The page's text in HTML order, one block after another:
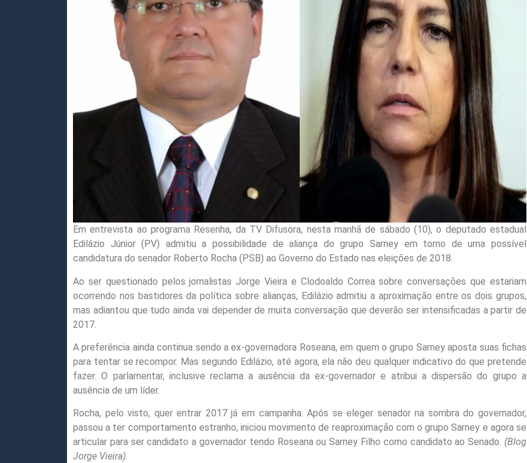
Em entrevista ao programa Resenha, da TV Difusora, nesta manhã de sábado (10), o deputado estadual
Edilázio Júnior (PV) admitiu a possibilidade de aliança do grupo Sarney em torno de uma possível
candidatura do senador Roberto Rocha (PSB) ao Governo do Estado nas eleições de 2018.
Ao ser questionado pelos jornalistas Jorge Vieira e Clodoaldo Correa sobre conversações que estariam
ocorrendo nos bastidores da política sobre alianças, Edilázio admitiu a aproximação entre os dois grupos,
mas adiantou que tudo ainda vai depender de muita conversação que deverão ser intensificadas a partir de
2017.
A preferência ainda continua sendo a ex-governadora Roseana, em quem o grupo Sarney aposta suas fichas
para tentar se recompor. Mas segundo Edilázio, até agora, ela não deu qualquer indicativo do que pretende
fazer. O parlamentar, inclusive reclama a ausência da ex-governador e atribui a dispersão do grupo a
ausência de um líder.
Rocha, pelo visto, quer entrar 2017 já em campanha. Após se eleger senador na sombra do governador,
passou a ter comportamento estranho, iniciou movimento de reaproximação com o grupo Sarney e agora se
articular para ser candidato a governador tendo Roseana ou Sarney Filho como candidato ao Senado. (Blog
Jorge Vieira).